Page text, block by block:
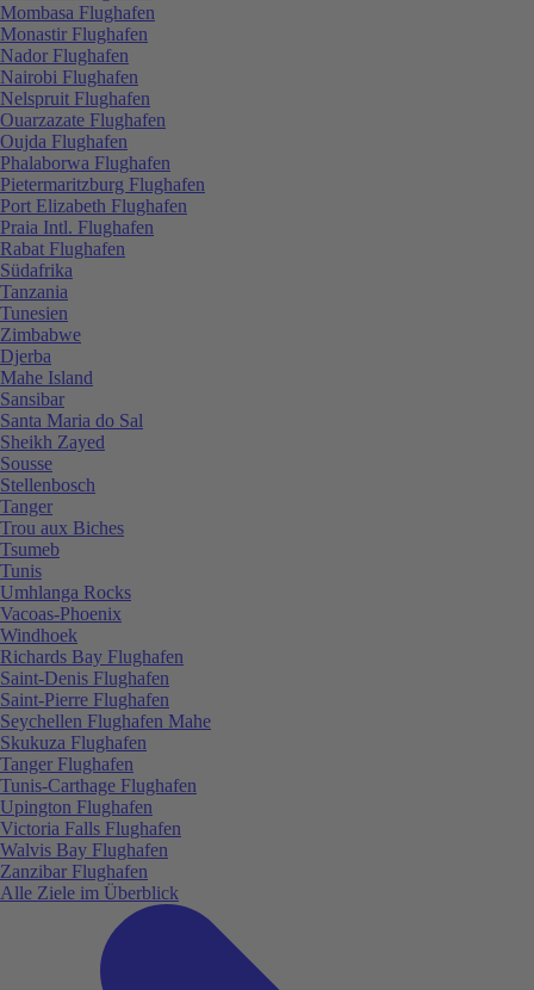
Mombasa Flughafen
Monastir Flughafen
Nador Flughafen
Nairobi Flughafen
Nelspruit Flughafen
Ouarzazate Flughafen
Oujda Flughafen
Phalaborwa Flughafen
Pietermaritzburg Flughafen
Port Elizabeth Flughafen
Praia Intl. Flughafen
Rabat Flughafen
Südafrika
Tanzania
Tunesien
Zimbabwe
Djerba
Mahe Island
Sansibar
Santa Maria do Sal
Sheikh Zayed
Sousse
Stellenbosch
Tanger
Trou aux Biches
Tsumeb
Tunis
Umhlanga Rocks
Vacoas-Phoenix
Windhoek
Richards Bay Flughafen
Saint-Denis Flughafen
Saint-Pierre Flughafen
Seychellen Flughafen Mahe
Skukuza Flughafen
Tanger Flughafen
Tunis-Carthage Flughafen
Upington Flughafen
Victoria Falls Flughafen
Walvis Bay Flughafen
Zanzibar Flughafen
Alle Ziele im Überblick